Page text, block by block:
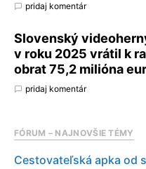
pridaj komentár
Slovenský
v roku 2025 vrátil k
obrat 75,2 milióna eur
pridaj komentár
FÓRUM – NAJNOVŠIE TÉMY
Cestovateľská apka od